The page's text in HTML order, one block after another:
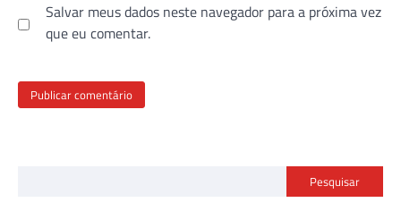
Salvar meus dados neste navegador para a próxima vez
que eu comentar.
Pesquisar